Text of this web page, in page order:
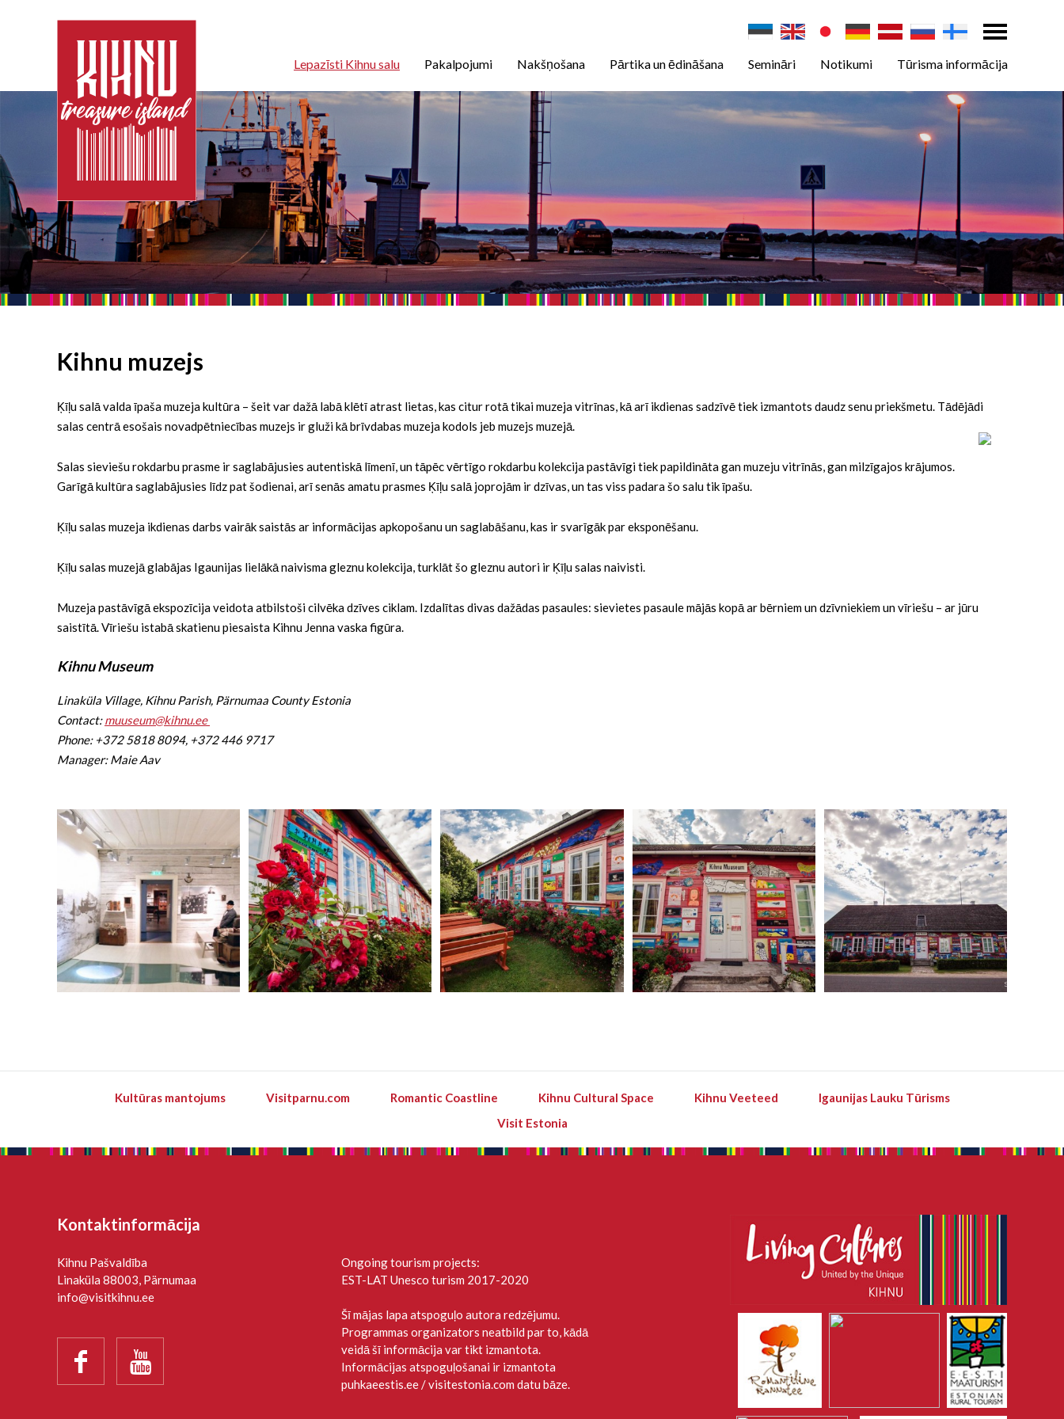
Lepazīsti Kihnu salu Pakalpojumi Nakšņošana Pārtika un ēdināšana Semināri Notikumi Tūrisma informācija
Kihnu muzejs
Ķīļu salā valda īpaša muzeja kultūra – šeit var dažā labā klētī atrast lietas, kas citur rotā tikai muzeja vitrīnas, kā arī ikdienas sadzīvē tiek izmantots daudz senu priekšmetu. Tādējādi
salas centrā esošais novadpētniecības muzejs ir gluži kā brīvdabas muzeja kodols jeb muzejs muzejā.
Salas sieviešu rokdarbu prasme ir saglabājusies autentiskā līmenī, un tāpēc vērtīgo rokdarbu kolekcija pastāvīgi tiek papildināta gan muzeju vitrīnās, gan milzīgajos krājumos.
Garīgā kultūra saglabājusies līdz pat šodienai, arī senās amatu prasmes Ķīļu salā joprojām ir dzīvas, un tas viss padara šo salu tik īpašu.
Ķīļu salas muzeja ikdienas darbs vairāk saistās ar informācijas apkopošanu un saglabāšanu, kas ir svarīgāk par eksponēšanu.
Ķīļu salas muzejā glabājas Igaunijas lielākā naivisma gleznu kolekcija, turklāt šo gleznu autori ir Ķīļu salas naivisti.
Muzeja pastāvīgā ekspozīcija veidota atbilstoši cilvēka dzīves ciklam. Izdalītas divas dažādas pasaules: sievietes pasaule mājās kopā ar bērniem un dzīvniekiem un vīriešu – ar jūru
saistītā. Vīriešu istabā skatienu piesaista Kihnu Jenna vaska figūra.
Kihnu Museum
Linaküla Village, Kihnu Parish, Pärnumaa County Estonia
Contact:muuseum@kihnu.ee
Phone: +372 5818 8094, +372 446 9717
Manager: Maie Aav
Kultūras mantojums Visitparnu.com Romantic Coastline Kihnu Cultural Space Kihnu Veeteed
Igaunijas Lauku Tūrisms
Visit Estonia
Kontaktinformācija
Kihnu Pašvaldība
Linaküla 88003, Pärnumaa
info@visitkihnu.ee
 
Ongoing tourism projects:
EST-LAT Unesco turism 2017-2020
Šī mājas lapa atspoguļo autora redzējumu.
Programmas organizators neatbild par to, kādā
veidā šī informācija var tikt izmantota.
Informācijas atspoguļošanai ir izmantota
puhkaeestis.ee / visitestonia.com datu bāze.